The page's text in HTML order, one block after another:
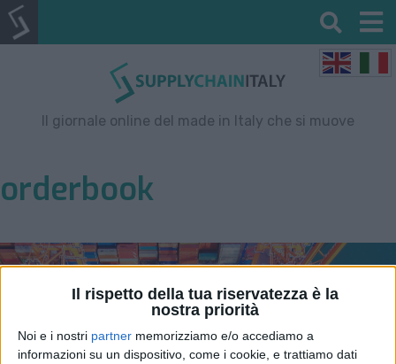
Il rispetto della tua riservatezza è la
nostra priorità
Noi e i nostri partner memorizziamo e/o accediamo a
informazioni su un dispositivo, come i cookie, e trattiamo dati
Il giornale online del made in Italy che si muove
orderbook